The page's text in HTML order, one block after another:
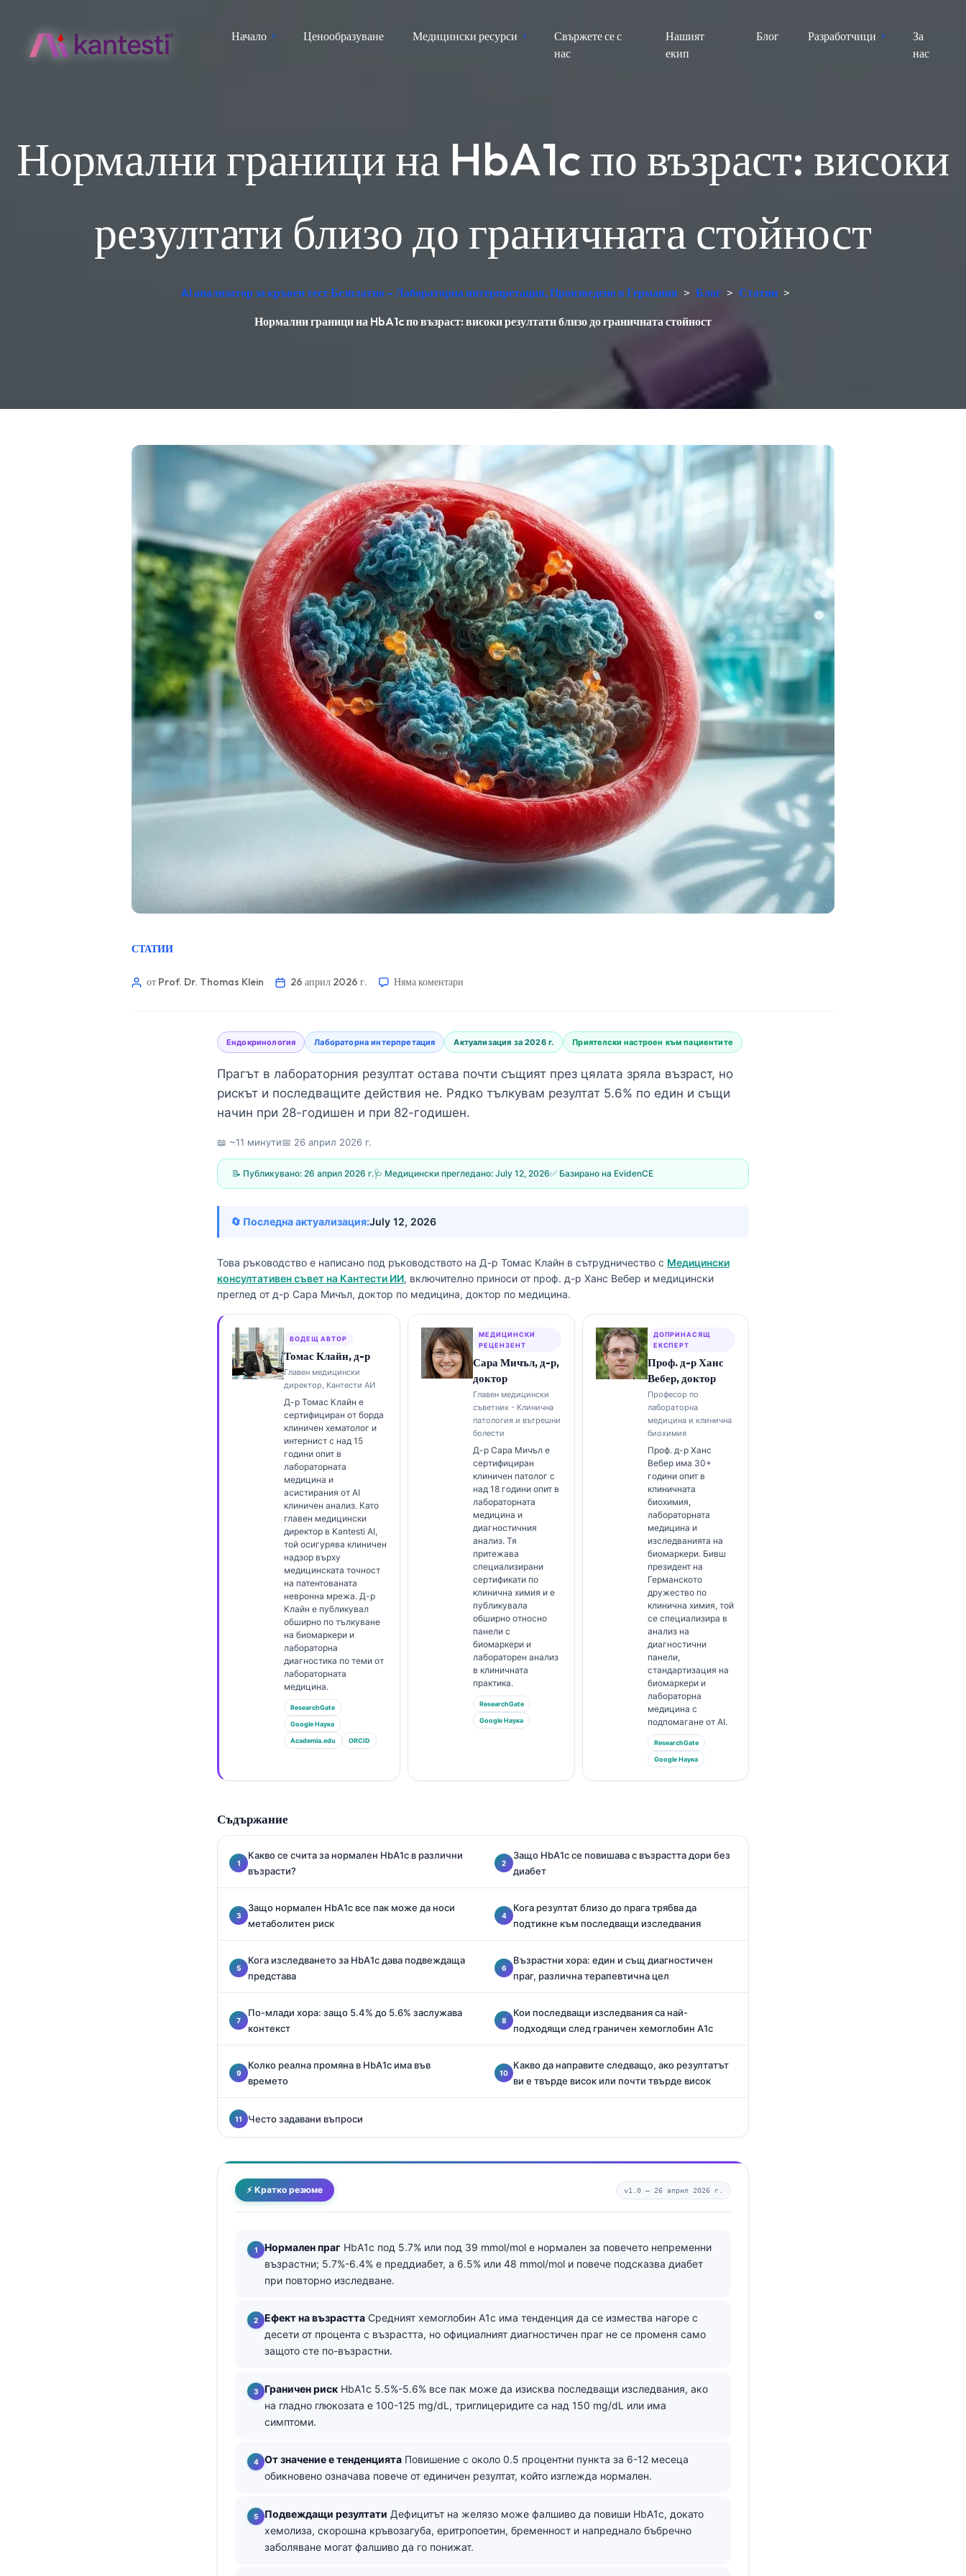
Начало Ценообразуване Медицински ресурси
Свържете се с
нас
Нашият
екип
Блог Разработчици
За
нас
Нормални граници на HbA1c по възраст: високи
резултати близо до граничната стойност
AI анализатор за кръвен тест Безплатно – Лабораторна интерпретация, Произведено в Германия > Блог > Статии >
Нормални граници на HbA1c по възраст: високи резултати близо до граничната стойност
СТАТИИ
от Prof. Dr. Thomas Klein 26 април 2026 г. Няма коментари
Ендокринология Лабораторна интерпретация Актуализация за 2026 г. Приятелски настроен към пациентите
Прагът в лабораторния резултат остава почти същият през цялата зряла възраст, но
рискът и последващите действия не. Рядко тълкувам резултат 5.6% по един и същи
начин при 28-годишен и при 82-годишен.
📖 ~11 минути📅 26 април 2026 г.
📝 Публикувано: 26 април 2026 г.🩺 Медицински прегледано: July 12, 2026✅ Базирано на EvidenCE
🔄 Последна актуализация:July 12, 2026
Това ръководство е написано под ръководството на Д-р Томас Клайн в сътрудничество с Медицински
консултативен съвет на Кантести ИИ, включително приноси от проф. д-р Ханс Вебер и медицински
преглед от д-р Сара Мичъл, доктор по медицина, доктор по медицина.
ВОДЕЩ АВТОР
Томас Клайн, д-р
Главен медицински
директор, Кантести АИ
Д-р Томас Клайн е
сертифициран от борда
клиничен хематолог и
интернист с над 15
години опит в
лабораторната
медицина и
асистирания от AI
клиничен анализ. Като
главен медицински
директор в Kantesti AI,
той осигурява клиничен
надзор върху
медицинската точност
на патентованата
невронна мрежа. Д-р
Клайн е публикувал
обширно по тълкуване
на биомаркери и
лабораторна
диагностика по теми от
лабораторната
медицина.
ResearchGate
Google Наука
Academia.edu ORCID
МЕДИЦИНСКИ
РЕЦЕНЗЕНТ
Сара Мичъл, д-р,
доктор
Главен медицински
съветник - Клинична
патология и вътрешни
болести
Д-р Сара Мичъл е
сертифициран
клиничен патолог с
над 18 години опит в
лабораторната
медицина и
диагностичния
анализ. Тя
притежава
специализирани
сертификати по
клинична химия и е
публикувала
обширно относно
панели с
биомаркери и
лабораторен анализ
в клиничната
практика.
ResearchGate
Google Наука
ДОПРИНАСЯЩ
ЕКСПЕРТ
Проф. д-р Ханс
Вебер, доктор
Професор по
лабораторна
медицина и клинична
биохимия
Проф. д-р Ханс
Вебер има 30+
години опит в
клиничната
биохимия,
лабораторната
медицина и
изследванията на
биомаркери. Бивш
президент на
Германското
дружество по
клинична химия, той
се специализира в
анализ на
диагностични
панели,
стандартизация на
биомаркери и
лабораторна
медицина с
подпомагане от AI.
ResearchGate
Google Наука
Съдържание
Какво се счита за нормален HbA1c в различни
възрасти?
Защо HbA1c се повишава с възрастта дори без
диабет
Защо нормален HbA1c все пак може да носи
метаболитен риск
Кога резултат близо до прага трябва да
подтикне към последващи изследвания
Кога изследването за HbA1c дава подвеждаща
представа
Възрастни хора: един и същ диагностичен
праг, различна терапевтична цел
По-млади хора: защо 5.4% до 5.6% заслужава
контекст
Кои последващи изследвания са най-
подходящи след граничен хемоглобин A1c
Колко реална промяна в HbA1c има във
времето
Какво да направите следващо, ако резултатът
ви е твърде висок или почти твърде висок
Често задавани въпроси
⚡ Кратко резюме v1.0 — 26 април 2026 г.
Нормален праг HbA1c под 5.7% или под 39 mmol/mol е нормален за повечето непременни
възрастни; 5.7%-6.4% е преддиабет, а 6.5% или 48 mmol/mol и повече подсказва диабет
при повторно изследване.
Ефект на възрастта Средният хемоглобин A1c има тенденция да се измества нагоре с
десети от процента с възрастта, но официалният диагностичен праг не се променя само
защото сте по-възрастни.
Граничен риск HbA1c 5.5%-5.6% все пак може да изисква последващи изследвания, ако
на гладно глюкозата е 100-125 mg/dL, триглицеридите са над 150 mg/dL или има
симптоми.
От значение е тенденцията Повишение с около 0.5 процентни пункта за 6-12 месеца
обикновено означава повече от единичен резултат, който изглежда нормален.
Подвеждащи резултати Дефицитът на желязо може фалшиво да повиши HbA1c, докато
хемолиза, скорошна кръвозагуба, еритропоетин, бременност и напреднало бъбречно
заболяване могат фалшиво да го понижат.